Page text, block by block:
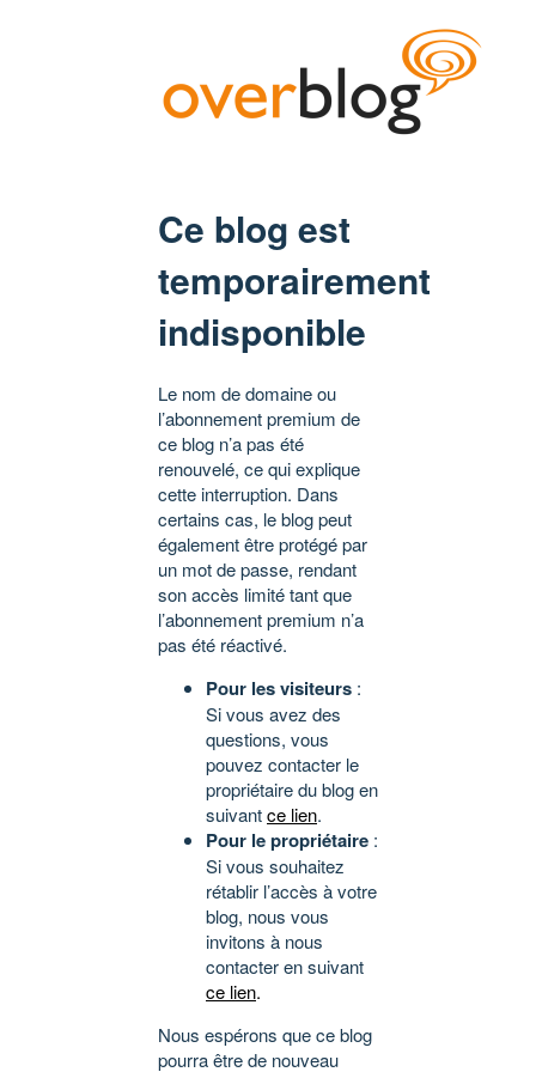
Ce blog est
temporairement
indisponible
Le nom de domaine ou
l’abonnement premium de
ce blog n’a pas été
renouvelé, ce qui explique
cette interruption. Dans
certains cas, le blog peut
également être protégé par
un mot de passe, rendant
son accès limité tant que
l’abonnement premium n’a
pas été réactivé.
Pour les visiteurs :
Si vous avez des
questions, vous
pouvez contacter le
propriétaire du blog en
suivantce lien.
Pour le propriétaire :
Si vous souhaitez
rétablir l’accès à votre
blog, nous vous
invitons à nous
contacter en suivant
ce lien.
Nous espérons que ce blog
pourra être de nouveau